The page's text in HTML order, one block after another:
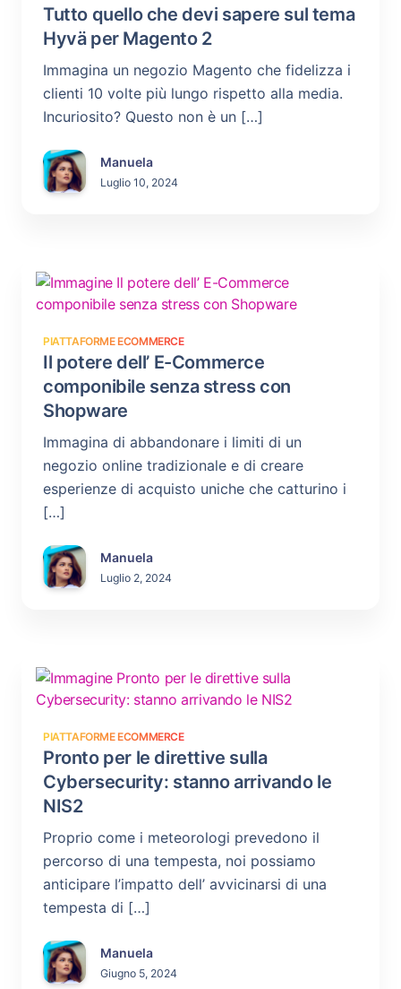
Tutto quello che devi sapere sul tema
Hyvä per Magento 2
Immagina un negozio Magento che fidelizza i
clienti 10 volte più lungo rispetto alla media.
Incuriosito? Questo non è un […]
Manuela
Luglio 10, 2024
PIATTAFORME ECOMMERCE
Il potere dell’ E-Commerce
componibile senza stress con
Shopware
Immagina di abbandonare i limiti di un
negozio online tradizionale e di creare
esperienze di acquisto uniche che catturino i
[…]
Manuela
Luglio 2, 2024
PIATTAFORME ECOMMERCE
Pronto per le direttive sulla
Cybersecurity: stanno arrivando le
NIS2
Proprio come i meteorologi prevedono il
percorso di una tempesta, noi possiamo
anticipare l’impatto dell’ avvicinarsi di una
tempesta di […]
Manuela
Giugno 5, 2024